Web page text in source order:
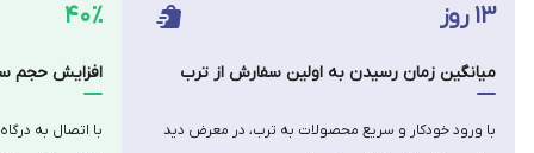
۴۰٪
افزایش حجم
با اتصال به
۱۳ روز
میانگین زمان رسیدن به اولین سفارش از ترب
با ورود خودکار و سریع محصولات به ترب، در معرض دید